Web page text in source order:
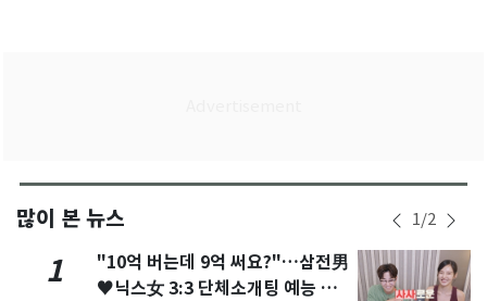
많이 본 뉴스 1/2
1
"10억 버는데 9억 써요?"…삼전男
♥닉스女 3:3 단체소개팅 예능 화